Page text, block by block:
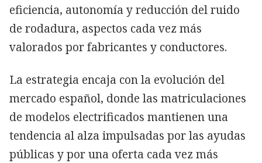
eficiencia, autonomía y reducción del ruido
de rodadura, aspectos cada vez más
valorados por fabricantes y conductores.
La estrategia encaja con la evolución del
mercado español, donde las matriculaciones
de modelos electrificados mantienen una
tendencia al alza impulsadas por las ayudas
públicas y por una oferta cada vez más